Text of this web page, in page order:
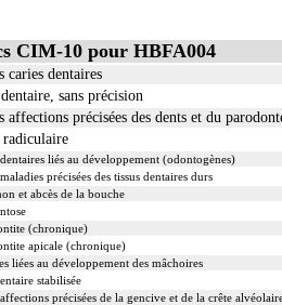
CIM-10 pour HBFA004
caries dentaires
sans précision
affections précisées des dents et du
radiculaire
liés au développement (odontogènes)
précisées des tissus dentaires durs
et abcès de la bouche
(chronique)
apicale (chronique)
liées au développement des mâchoires
stabilisée
précisées de la gencive et de la crête